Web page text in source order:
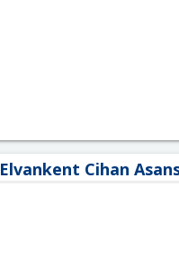
Elvankent Cihan